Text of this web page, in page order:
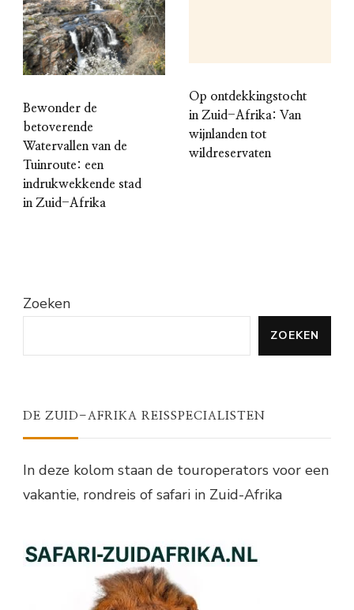
Bewonder de
betoverende
Watervallen van de
Tuinroute: een
indrukwekkende stad
in Zuid-Afrika
Op ontdekkingstocht
in Zuid-Afrika: Van
wijnlanden tot
wildreservaten
Zoeken
ZOEKEN
DE ZUID-AFRIKA REISSPECIALISTEN
In deze kolom staan de touroperators voor een
vakantie, rondreis of safari in Zuid-Afrika